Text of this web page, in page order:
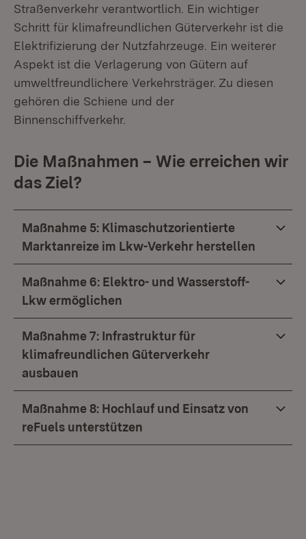
Straßenverkehr verantwortlich. Ein wichtiger
Schritt für klimafreundlichen Güterverkehr ist die
Elektrifizierung der Nutzfahrzeuge. Ein weiterer
Aspekt ist die Verlagerung von Gütern auf
umweltfreundlichere Verkehrsträger. Zu diesen
gehören die Schiene und der
Binnenschiffverkehr.
Die Maßnahmen – Wie erreichen wir
das Ziel?
Maßnahme 5: Klimaschutzorientierte
Marktanreize im Lkw-Verkehr herstellen
Maßnahme 6: Elektro- und Wasserstoff-
Lkw ermöglichen
Maßnahme 7: Infrastruktur für
klimafreundlichen Güterverkehr
ausbauen
Maßnahme 8: Hochlauf und Einsatz von
reFuels unterstützen